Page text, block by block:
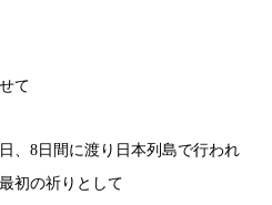
て
、8日間に渡り日本列島で行われ
初の祈りとして